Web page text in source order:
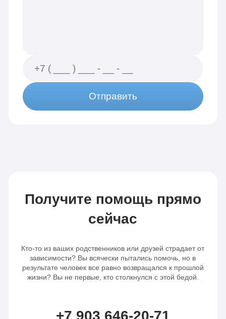
Отправить
Получите помощь прямо
сейчас
Кто-то из ваших родственников или друзей страдает от
зависимости? Вы всячески пытались помочь, но в
результате человек все равно возвращался к прошлой
жизни? Вы не первые, кто столкнулся с этой бедой.
+7 903 646-20-71